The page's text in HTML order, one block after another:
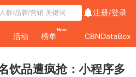
注册/登录
活动 榜单
New
CBNDataBox
饮品遭疯抢：小程序多